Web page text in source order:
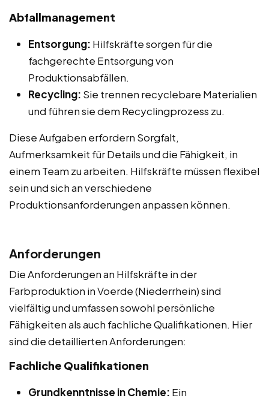
Abfallmanagement
Entsorgung: Hilfskräfte sorgen für die
fachgerechte Entsorgung von
Produktionsabfällen.
Recycling: Sie trennen recyclebare Materialien
und führen sie dem Recyclingprozess zu.
Diese Aufgaben erfordern Sorgfalt,
Aufmerksamkeit für Details und die Fähigkeit, in
einem Team zu arbeiten. Hilfskräfte müssen flexibel
sein und sich an verschiedene
Produktionsanforderungen anpassen können.
Anforderungen
Die Anforderungen an Hilfskräfte in der
Farbproduktion in Voerde (Niederrhein) sind
vielfältig und umfassen sowohl persönliche
Fähigkeiten als auch fachliche Qualifikationen. Hier
sind die detaillierten Anforderungen:
Fachliche Qualifikationen
Grundkenntnisse in Chemie: Ein